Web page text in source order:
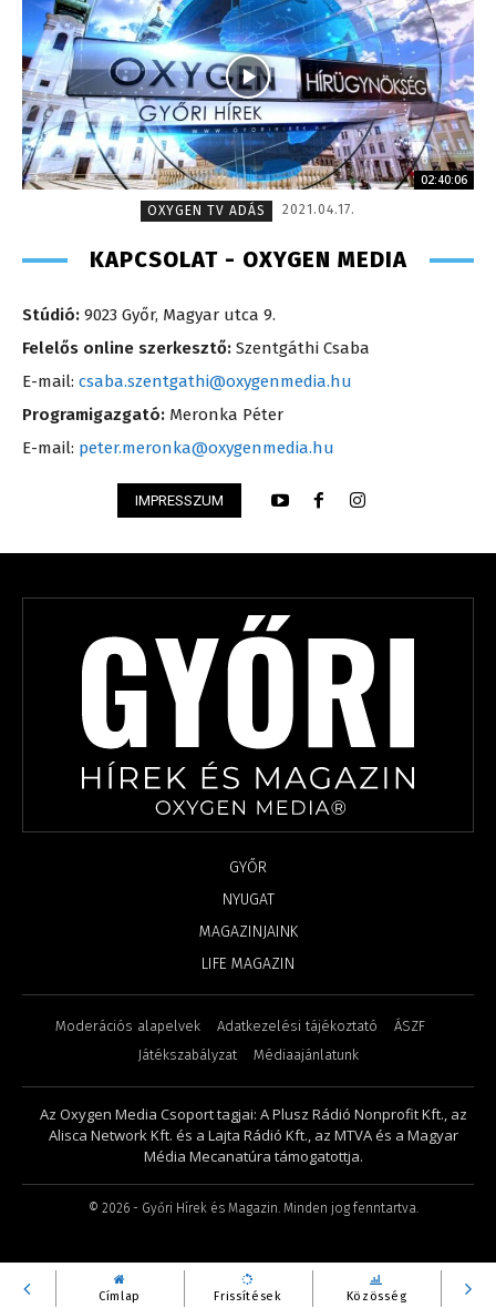
Címlap Frissítések Közösség
02:40:06
OXYGEN TV ADÁS
2021.04.17.
KAPCSOLAT - OXYGEN MEDIA
Stúdió: 9023 Győr, Magyar utca 9.
Felelős online szerkesztő: Szentgáthi Csaba
E-mail: csaba.szentgathi@oxygenmedia.hu
Programigazgató: Meronka Péter
E-mail: peter.meronka@oxygenmedia.hu
IMPRESSZUM
GYŐR
NYUGAT
MAGAZINJAINK
LIFE MAGAZIN
Moderációs alapelvek Adatkezelési tájékoztató
ÁSZF
Játékszabályzat
Médiaajánlatunk
Az Oxygen Media Csoport tagjai: A Plusz Rádió Nonprofit Kft., az
Alisca Network Kft. és a Lajta Rádió Kft., az MTVA és a Magyar
Média Mecanatúra támogatottja.
© 2026 - Győri Hírek és Magazin. Minden jog fenntartva.